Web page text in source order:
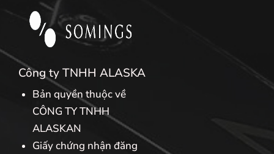
Công ty TNHH ALASKA
Bản quyền thuộc về
CÔNG TY TNHH
ALASKAN
Giấy chứng nhận đăng